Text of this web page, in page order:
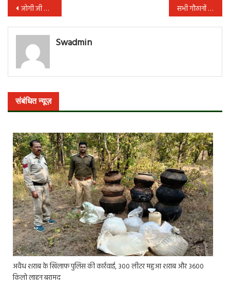
पोस्ट
नेविगेशन
जोगी जी के व्यक्तिव की विशेषताओं को याद किया भाजपा ने सभी गौठानों में शौचालय बनाए जाएं : मुख्य सचिव
Swadmin
संबंधित न्यूज़
अवैध शराब के खिलाफ पुलिस की कार्रवाई, 300 लीटर महुआ शराब और 3600
किलो लाहन बरामद